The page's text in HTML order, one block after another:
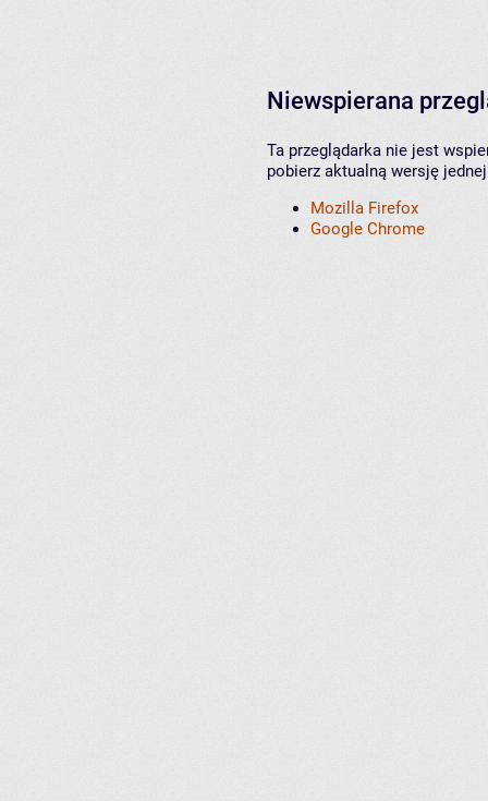
Niewspierana
Ta przeglądarka nie jest
pobierz aktualną wersję
Mozilla Firefox
Google Chrome